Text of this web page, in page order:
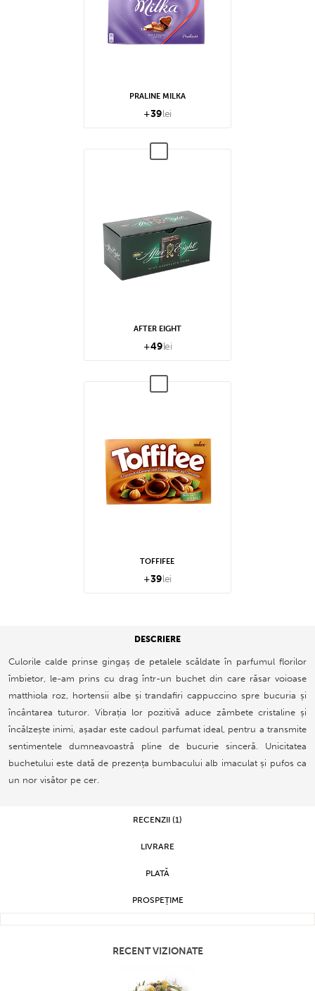
PRALINE MILKA
+39lei
AFTER EIGHT
+49lei
TOFFIFEE
+39lei
DESCRIERE
Culorile calde prinse gingaș de petalele scăldate în parfumul florilor
îmbietor, le-am prins cu drag într-un buchet din care răsar voioase
matthiola roz, hortensii albe și trandafiri cappuccino spre bucuria și
încântarea tuturor. Vibrația lor pozitivă aduce zâmbete cristaline și
încălzește inimi, așadar este cadoul parfumat ideal, pentru a transmite
sentimentele dumneavoastră pline de bucurie sinceră. Unicitatea
buchetului este dată de prezența bumbacului alb imaculat și pufos ca
un nor visător pe cer.
RECENZII (1)
LIVRARE
PLATĂ
PROSPEȚIME
RECENT VIZIONATE